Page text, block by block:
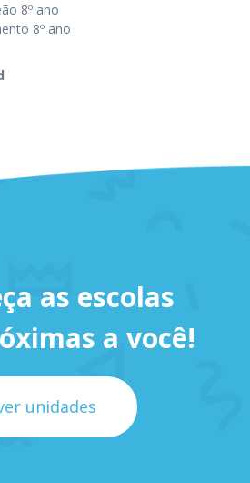
8º ano
8º ano
as escolas
a você!
unidades